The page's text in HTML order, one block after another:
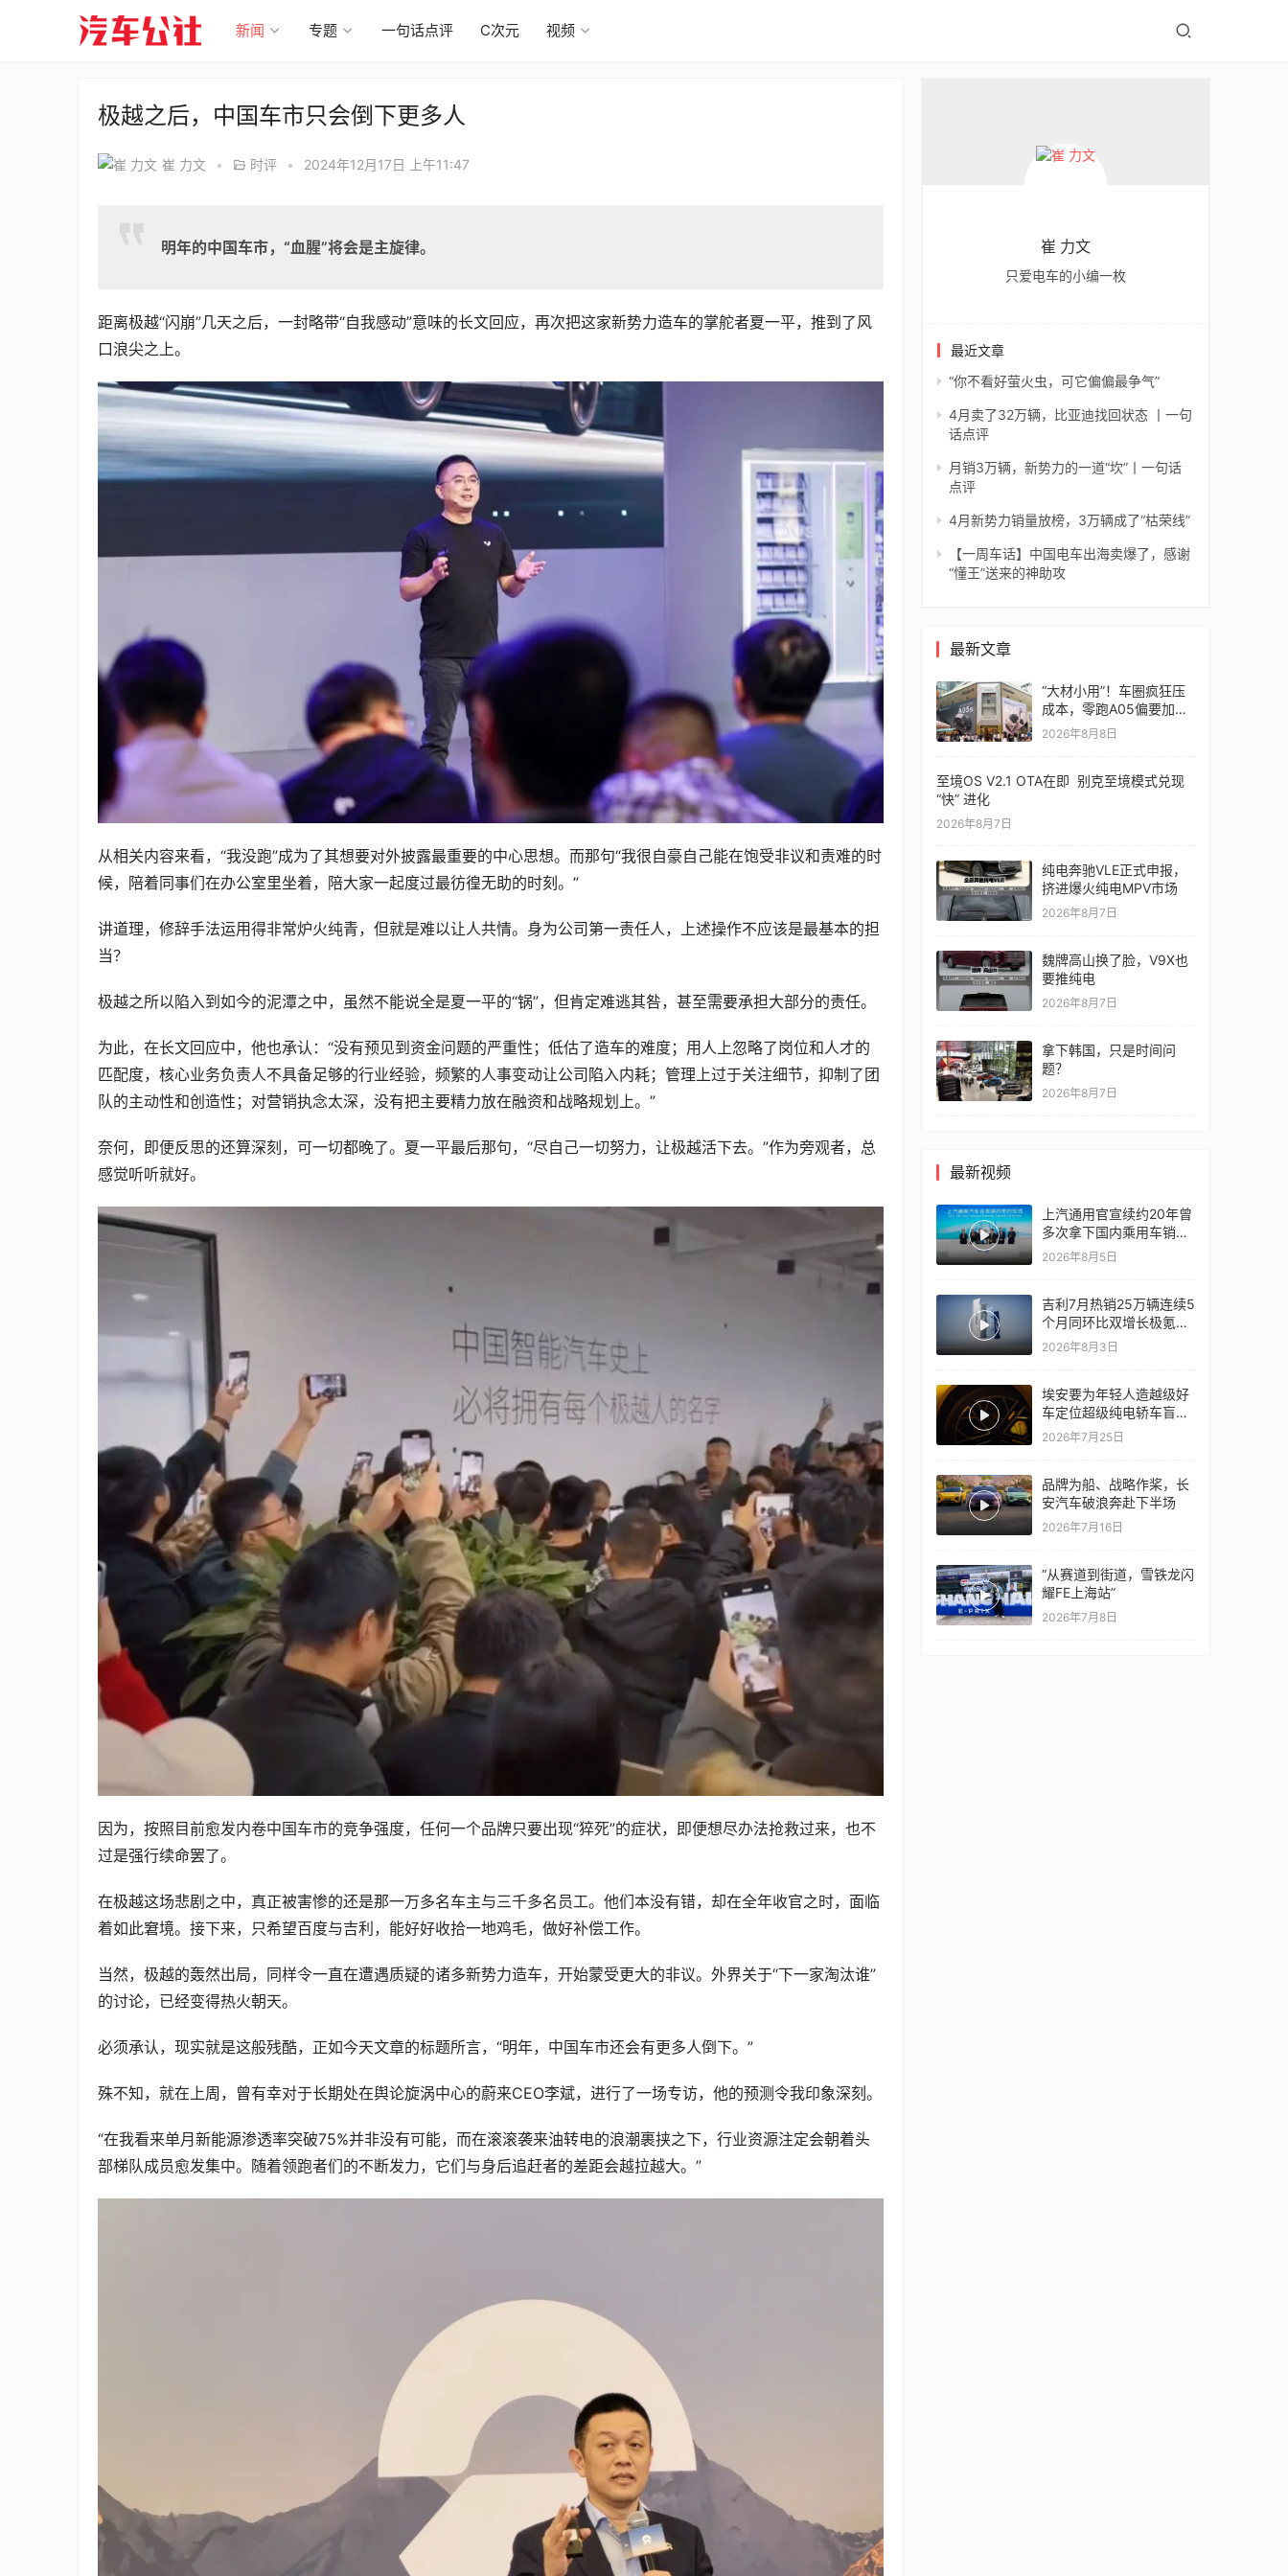
新闻 专题 一句话点评 C次元 视频
极越之后，中国车市只会倒下更多人
崔 力文 • 时评 • 2024年12月17日 上午11:47
明年的中国车市，“血腥”将会是主旋律。
距离极越“闪崩”几天之后，一封略带“自我感动”意味的长文回应，再次把这家新势力造车的掌舵者夏一平，推到了风
口浪尖之上。
从相关内容来看，“我没跑”成为了其想要对外披露最重要的中心思想。而那句“我很自豪自己能在饱受非议和责难的时
候，陪着同事们在办公室里坐着，陪大家一起度过最彷徨无助的时刻。”
讲道理，修辞手法运用得非常炉火纯青，但就是难以让人共情。身为公司第一责任人，上述操作不应该是最基本的担
当？
极越之所以陷入到如今的泥潭之中，虽然不能说全是夏一平的“锅”，但肯定难逃其咎，甚至需要承担大部分的责任。
为此，在长文回应中，他也承认：“没有预见到资金问题的严重性；低估了造车的难度；用人上忽略了岗位和人才的
匹配度，核心业务负责人不具备足够的行业经验，频繁的人事变动让公司陷入内耗；管理上过于关注细节，抑制了团
队的主动性和创造性；对营销执念太深，没有把主要精力放在融资和战略规划上。”
奈何，即便反思的还算深刻，可一切都晚了。夏一平最后那句，“尽自己一切努力，让极越活下去。”作为旁观者，总
感觉听听就好。
因为，按照目前愈发内卷中国车市的竞争强度，任何一个品牌只要出现“猝死”的症状，即便想尽办法抢救过来，也不
过是强行续命罢了。
在极越这场悲剧之中，真正被害惨的还是那一万多名车主与三千多名员工。他们本没有错，却在全年收官之时，面临
着如此窘境。接下来，只希望百度与吉利，能好好收拾一地鸡毛，做好补偿工作。
当然，极越的轰然出局，同样令一直在遭遇质疑的诸多新势力造车，开始蒙受更大的非议。外界关于“下一家淘汰谁”
的讨论，已经变得热火朝天。
必须承认，现实就是这般残酷，正如今天文章的标题所言，“明年，中国车市还会有更多人倒下。”
殊不知，就在上周，曾有幸对于长期处在舆论旋涡中心的蔚来CEO李斌，进行了一场专访，他的预测令我印象深刻。
“在我看来单月新能源渗透率突破75%并非没有可能，而在滚滚袭来油转电的浪潮裹挟之下，行业资源注定会朝着头
部梯队成员愈发集中。随着领跑者们的不断发力，它们与身后追赶者的差距会越拉越大。”
崔 力文
只爱电车的小编一枚
最近文章
“你不看好萤火虫，可它偏偏最争气”
4月卖了32万辆，比亚迪找回状态 丨一句
话点评
月销3万辆，新势力的一道“坎”丨一句话
点评
4月新势力销量放榜，3万辆成了“枯荣线”
【一周车话】中国电车出海卖爆了，感谢
“懂王”送来的神助攻
最新文章
“大材小用”！车圈疯狂压
成本，零跑A05偏要加价
值
2026年8月8日
至境OS V2.1 OTA在即 别克至境模式兑现
“快” 进化
2026年8月7日
纯电奔驰VLE正式申报，
挤进爆火纯电MPV市场
2026年8月7日
魏牌高山换了脸，V9X也
要推纯电
2026年8月7日
拿下韩国，只是时间问
题？
2026年8月7日
最新视频
上汽通用官宣续约20年曾
多次拿下国内乘用车销冠
竞争激烈，上汽通用有信
2026年8月5日
吉利7月热销25万辆连续5
个月同环比双增长极氪销
量同比翻倍，出口再破10
2026年8月3日
埃安要为年轻人造越级好
车定位超级纯电轿车盲猜
18万以上
2026年7月25日
品牌为船、战略作桨，长
安汽车破浪奔赴下半场
2026年7月16日
“从赛道到街道，雪铁龙闪
耀FE上海站”
2026年7月8日